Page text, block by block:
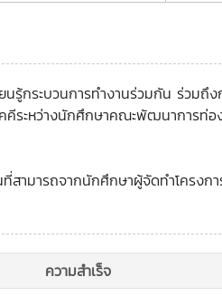
รู้กระบวนการทำงานร่วมกัน ร่วมถึง
ระหว่างนักศึกษาคณะพัฒนาการท่อง
ามารถจากนักศึกษาผู้จัดทำโครงก
ความสำเร็จ